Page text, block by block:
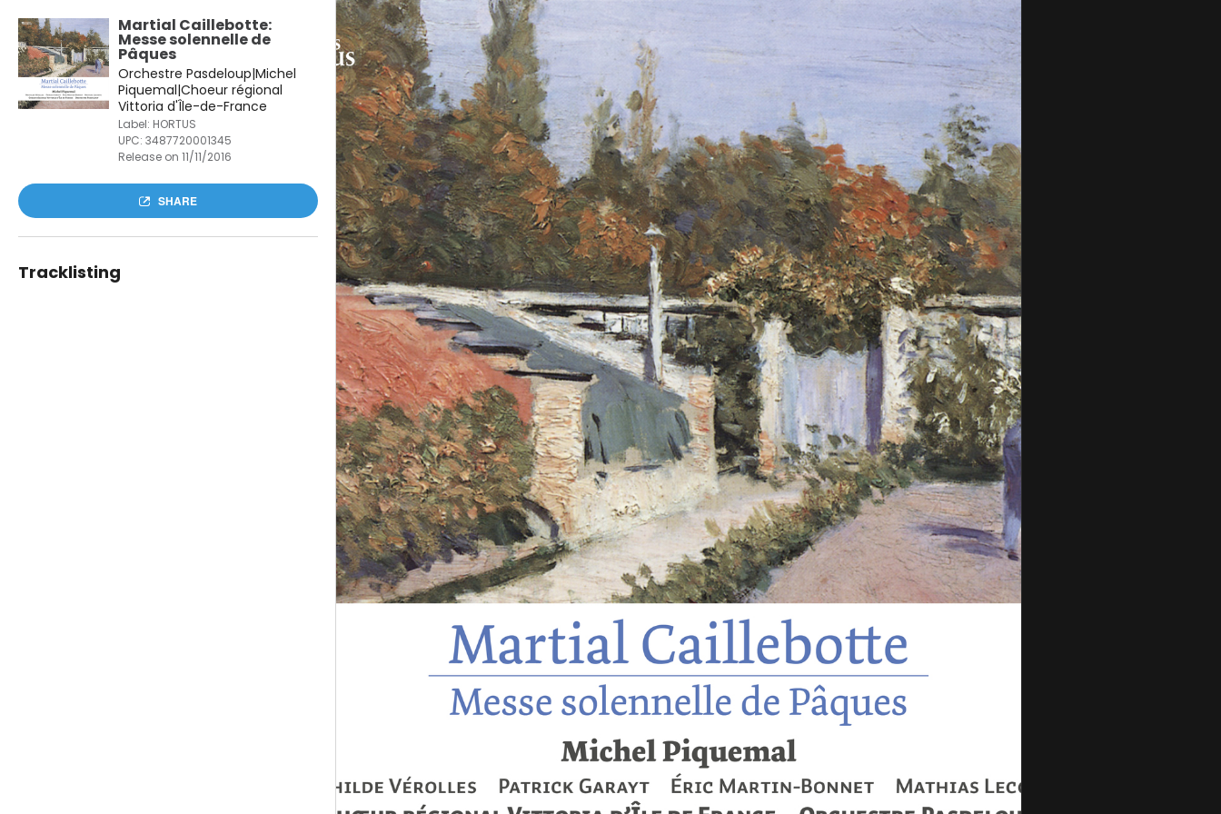
Martial Caillebotte:
Messe solennelle de
Pâques
Orchestre Pasdeloup|Michel
Piquemal|Choeur régional
Vittoria d'Île-de-France
Label: HORTUS
UPC: 3487720001345
Release on 11/11/2016
SHARE
Tracklisting